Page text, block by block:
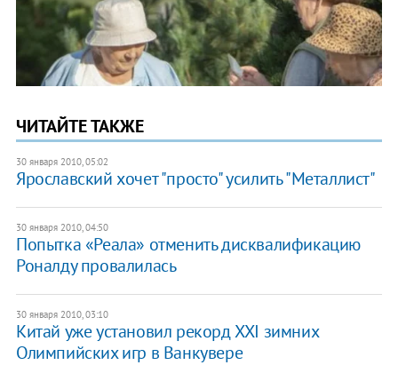
ЧИТАЙТЕ ТАКЖЕ
30 января 2010, 05:02
Ярославский хочет "просто" усилить "Металлист"
30 января 2010, 04:50
Попытка «Реала» отменить дисквалификацию
Роналду провалилась
30 января 2010, 03:10
Китай уже установил рекорд XXI зимних
Олимпийских игр в Ванкувере